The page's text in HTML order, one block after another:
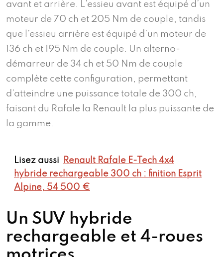
avant et arrière. L’essieu avant est équipé d’un
moteur de 70 ch et 205 Nm de couple, tandis
que l’essieu arrière est équipé d’un moteur de
136 ch et 195 Nm de couple. Un alterno-
démarreur de 34 ch et 50 Nm de couple
complète cette configuration, permettant
d’atteindre une puissance totale de 300 ch,
faisant du Rafale la Renault la plus puissante de
la gamme.
Lisez aussi
Renault Rafale E-Tech 4x4
hybride rechargeable 300 ch : finition Esprit
Alpine, 54 500 €
Un SUV hybride
rechargeable et 4-roues